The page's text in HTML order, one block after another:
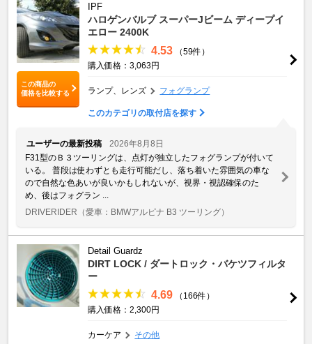
この商品の
価格を比較する
IPF
ハロゲンバルブ スーパーJビーム ディープイ
エロー 2400K
4.53
（59件）
購入価格：3,063円
ランプ、レンズ フォグランプ
このカテゴリの取付店を探す
ユーザーの最新投稿
2026年8月8日
F31型のＢ３ツーリングは、点灯が独立したフォグランプが付いて
いる。 普段は使わずとも走行可能だし、落ち着いた雰囲気の車な
ので自然な色あいが良いかもしれないが、視界・視認確保のた
め、後はフォグラン ...
DRIVERIDER （愛車：BMWアルピナ B3 ツーリング）
Detail Guardz
DIRT LOCK / ダートロック・バケツフィルタ
ー
4.69
（166件）
購入価格：2,300円
カーケア その他